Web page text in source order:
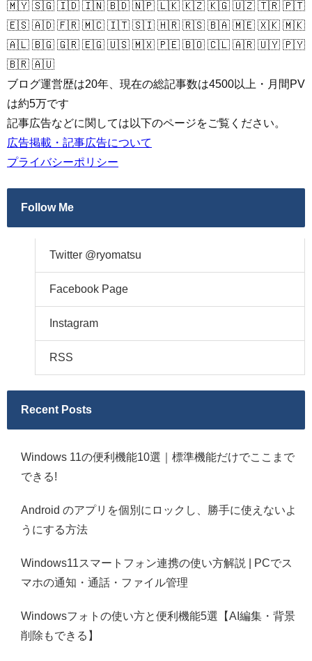
🇲🇾 🇸🇬 🇮🇩 🇮🇳 🇧🇩 🇳🇵 🇱🇰 🇰🇿 🇰🇬 🇺🇿 🇹🇷 🇵🇹
🇪🇸 🇦🇩 🇫🇷 🇲🇨 🇮🇹 🇸🇮 🇭🇷 🇷🇸 🇧🇦 🇲🇪 🇽🇰 🇲🇰
🇦🇱 🇧🇬 🇬🇷 🇪🇬 🇺🇸 🇲🇽 🇵🇪 🇧🇴 🇨🇱 🇦🇷 🇺🇾 🇵🇾
🇧🇷 🇦🇺
ブログ運営歴は20年、現在の総記事数は4500以上・月間PV
は約5万です
記事広告などに関しては以下のページをご覧ください。
広告掲載・記事広告について
プライバシーポリシー
Follow Me
Twitter @ryomatsu
Facebook Page
Instagram
RSS
Recent Posts
Windows 11の便利機能10選｜標準機能だけでここまで
できる!
Android のアプリを個別にロックし、勝手に使えないよ
うにする方法
Windows11スマートフォン連携の使い方解説 | PCでス
マホの通知・通話・ファイル管理
Windowsフォトの使い方と便利機能5選【AI編集・背景
削除もできる】